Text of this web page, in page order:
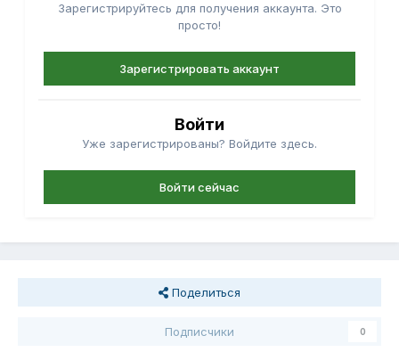
Зарегистрируйтесь для получения аккаунта. Это
просто!
Зарегистрировать аккаунт
Войти
Уже зарегистрированы? Войдите здесь.
Войти сейчас
Поделиться
Подписчики 0